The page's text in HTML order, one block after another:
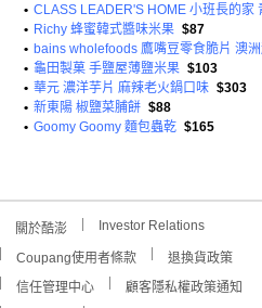
• CLASS LEADER'S HOME 小班長的家
• Richy 蜂蜜韓式醬味米果 $87
• bains wholefoods 鷹嘴豆零食脆片 澳
• 龜田製菓 手鹽屋薄鹽米果 $103
• 華元 濃洋芋片 麻辣老火鍋口味 $303
• 新東陽 椒鹽菜脯餅 $88
• Goomy Goomy 麵包蟲乾 $165
關於酷澎 Investor Relations
Coupang使用者條款
退換貨政策
信任管理中心
顧客隱私權政策通知